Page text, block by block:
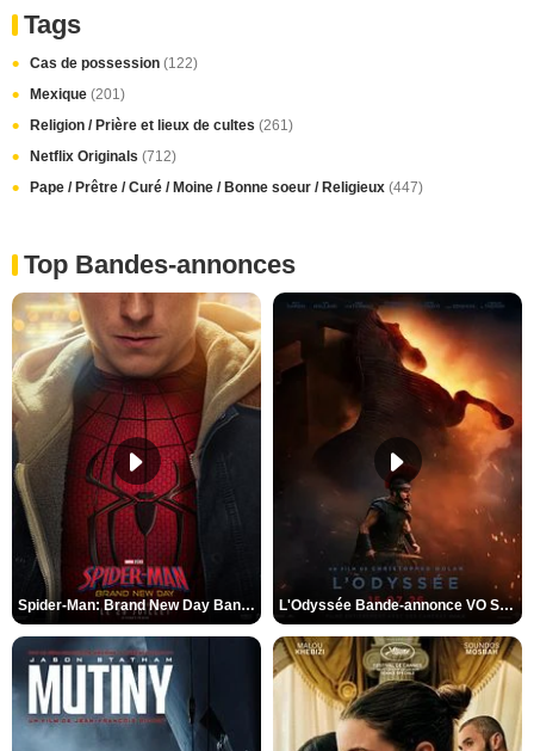
Tags
Cas de possession (122)
Mexique (201)
Religion / Prière et lieux de cultes (261)
Netflix Originals (712)
Pape / Prêtre / Curé / Moine / Bonne soeur / Religieux (447)
Top Bandes-annonces
Spider-Man: Brand New Day Bande-annonce VO STFR L'Odyssée Bande-annonce VO STFR